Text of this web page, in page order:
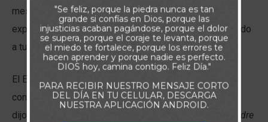
mes o hace diez años, pero allí estaba, vívidamente
expuesto en tu mente. Esto era el Espíritu Santo trayendo
a tu memoria lo que necesitabas saber.
El Espíritu Santo nos ayuda en nuestro estudio,
conocimiento y memorización de las Escrituras. Jesús
dijo: “
Mas el Consolador, el Espíritu Santo, a quien el Padre
"Se feliz, porque la piedra nunca es tan
grande si confías en Dios, porque las
injusticias acaban pagándose, porque el dolor
se supera, porque el coraje te levanta, porque
el miedo te fortalece, porque los errores te
hacen aprender y porque nadie es perfecto.
DIOS hoy, camina contigo. Feliz Día."
PARA RECIBIR NUESTRO MENSAJE CORTO
DEL DÍA EN TU CELULAR, DESCARGA
NUESTRA APLICACIÓN ANDROID.